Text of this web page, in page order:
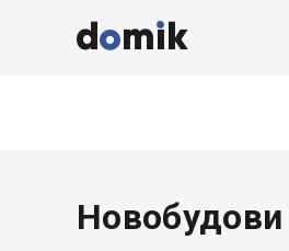



Новобудови